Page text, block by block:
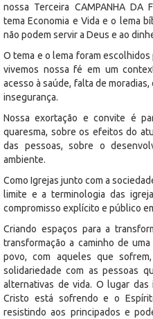
nossa Terceira CAMPANHA DA
tema Economia e Vida e o lema
não podem servir a Deus e ao
O tema e o lema foram
vivemos nossa fé em um
acesso à saúde, falta de
insegurança.
Nossa exortação e convite é
quaresma, sobre os efeitos do
das pessoas, sobre o
ambiente.
Como Igrejas junto com a
limite e a terminologia das
compromisso explícito e público
Criando espaços para a
transformação a caminho de
povo, com aqueles que
solidariedade com as pessoas
alternativas de vida. O lugar
Cristo está sofrendo e o
resistindo aos principados e